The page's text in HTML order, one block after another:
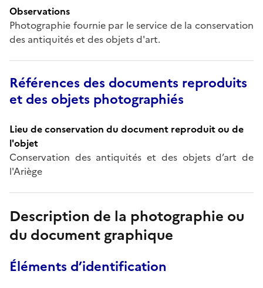
Observations
Photographie fournie par le service de la conservation
des antiquités et des objets d'art.
Références des documents reproduits
et des objets photographiés
Lieu de conservation du document reproduit ou de
l'objet
Conservation des antiquités et des objets d’art de
l'Ariège
Description de la photographie ou
du document graphique
Éléments d’identification